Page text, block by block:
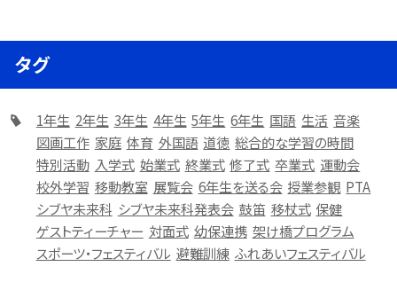
タグ
1年生 2年生 3年生 4年生 5年生 6年生 国語 生活 音楽
図画工作 家庭 体育 外国語 道徳 総合的な学習の時間
特別活動 入学式 始業式 終業式 修了式 卒業式 運動会
校外学習 移動教室 展覧会 6年生を送る会 授業参観 PTA
シブヤ未来科 シブヤ未来科発表会 鼓笛 移杖式 保健
ゲストティーチャー 対面式 幼保連携 架け橋プログラム
スポーツ・フェスティバル 避難訓練 ふれあいフェスティバル